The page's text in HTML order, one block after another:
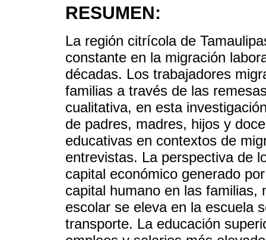
RESUMEN:
La región citrícola de
constante en la migración
décadas. Los trabajadores
familias a través de las
cualitativa, en esta
de padres, madres, hijos y
educativas en contextos de
entrevistas. La perspectiva de
capital económico generado
capital humano en las familias,
escolar se eleva en la escuela
transporte. La educación